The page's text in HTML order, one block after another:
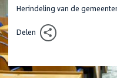
Herindeling van de
Delen